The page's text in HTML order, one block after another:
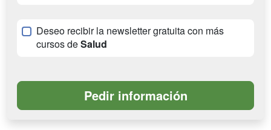
Deseo recibir la newsletter gratuita con más
cursos deSalud